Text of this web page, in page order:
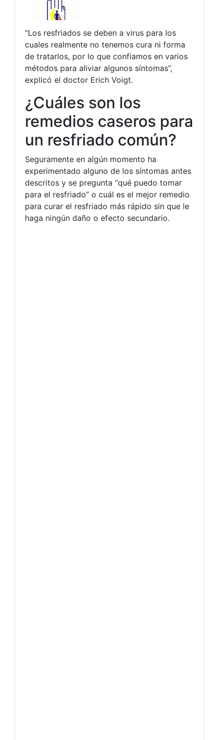
“Los resfriados se deben a virus para los
cuales realmente no tenemos cura ni forma
de tratarlos, por lo que confiamos en varios
métodos para aliviar algunos síntomas”,
explicó el doctor Erich Voigt.
¿Cuáles son los
remedios caseros para
un resfriado común?
Seguramente en algún momento ha
experimentado alguno de los síntomas antes
descritos y se pregunta “qué puedo tomar
para el resfriado” o cuál es el mejor remedio
para curar el resfriado más rápido sin que le
haga ningún daño o efecto secundario.